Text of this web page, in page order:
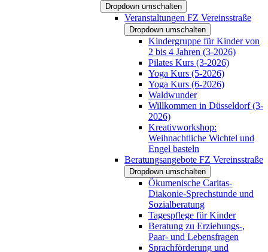
Dropdown umschalten
Veranstaltungen FZ Vereinsstraße
Dropdown umschalten
Kindergruppe für Kinder von
2 bis 4 Jahren (3-2026)
Pilates Kurs (3-2026)
Yoga Kurs (5-2026)
Yoga Kurs (6-2026)
Waldwunder
Willkommen in Düsseldorf (3-
2026)
Kreativworkshop:
Weihnachtliche Wichtel und
Engel basteln
Beratungsangebote FZ Vereinsstraße
Dropdown umschalten
Ökumenische Caritas-
Diakonie-Sprechstunde und
Sozialberatung
Tagespflege für Kinder
Beratung zu Erziehungs-,
Paar- und Lebensfragen
Sprachförderung und